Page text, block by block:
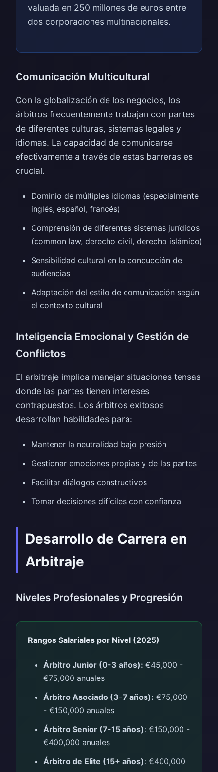
valuada en 250 millones de euros entre
dos corporaciones multinacionales.
Comunicación Multicultural
Con la globalización de los negocios, los
árbitros frecuentemente trabajan con partes
de diferentes culturas, sistemas legales y
idiomas. La capacidad de comunicarse
efectivamente a través de estas barreras es
crucial.
Dominio de múltiples idiomas (especialmente
inglés, español, francés)
Comprensión de diferentes sistemas jurídicos
(common law, derecho civil, derecho islámico)
Sensibilidad cultural en la conducción de
audiencias
Adaptación del estilo de comunicación según
el contexto cultural
Inteligencia Emocional y Gestión de
Conflictos
El arbitraje implica manejar situaciones tensas
donde las partes tienen intereses
contrapuestos. Los árbitros exitosos
desarrollan habilidades para:
Mantener la neutralidad bajo presión
Gestionar emociones propias y de las partes
Facilitar diálogos constructivos
Tomar decisiones difíciles con confianza
Desarrollo de Carrera en
Arbitraje
Niveles Profesionales y Progresión
Rangos Salariales por Nivel (2025)
Árbitro Junior (0-3 años): €45,000 -
€75,000 anuales
Árbitro Asociado (3-7 años): €75,000
- €150,000 anuales
Árbitro Senior (7-15 años): €150,000 -
€400,000 anuales
Árbitro de Elite (15+ años): €400,000